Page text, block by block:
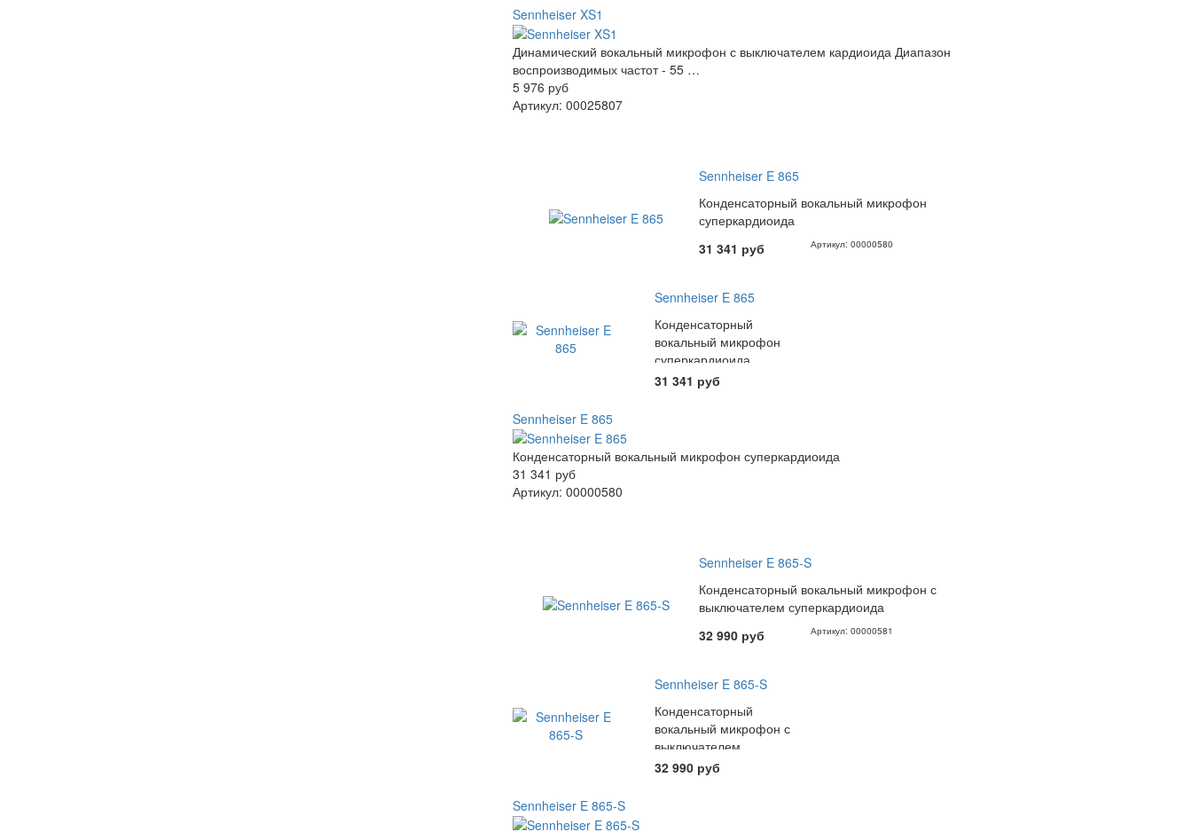
Sennheiser XS1
Динамический вокальный микрофон с выключателем кардиоида Диапазон
воспроизводимых частот - 55 …
5 976 руб
Артикул: 00025807
Sennheiser E 865
Конденсаторный вокальный микрофон
суперкардиоида
31 341 руб
Артикул: 00000580
Sennheiser E 865
Конденсаторный
вокальный микрофон
суперкардиоида
31 341 руб
Sennheiser E 865
Конденсаторный вокальный микрофон суперкардиоида
31 341 руб
Артикул: 00000580
Sennheiser E 865-S
Конденсаторный вокальный микрофон с
выключателем суперкардиоида
32 990 руб
Артикул: 00000581
Sennheiser E 865-S
Конденсаторный
вокальный микрофон с
выключателем
суперкардиоида
32 990 руб
Sennheiser E 865-S